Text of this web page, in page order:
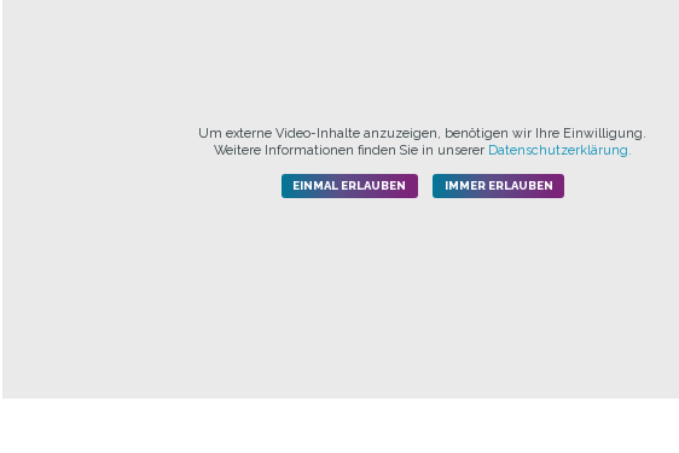
Um externe Video-Inhalte anzuzeigen, benötigen wir Ihre Einwilligung.
Weitere Informationen finden Sie in unserer Datenschutzerklärung.
EINMAL ERLAUBEN IMMER ERLAUBEN